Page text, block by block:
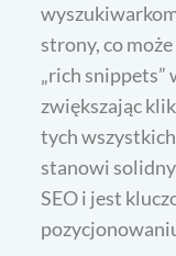
strony, co
„rich snippets”
zwiększając
tych
stanowi
SEO i jest